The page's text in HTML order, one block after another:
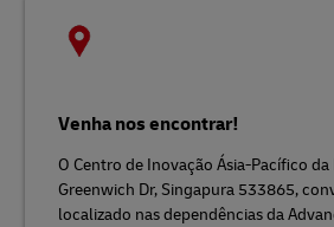
Venha nos encontrar!
O Centro de Inovação Ásia-Pacífico da
Greenwich Dr, Singapura 533865,
localizado nas dependências da